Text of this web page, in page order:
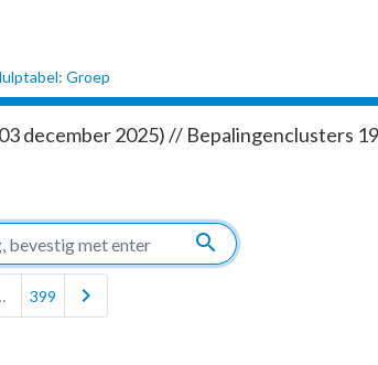
Groep
december 2025) // Bepalingenclusters
search
399 chevron_right